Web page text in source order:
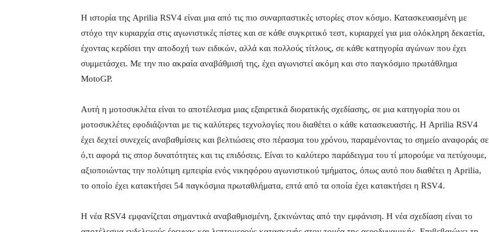
Η ιστορία της Aprilia RSV4 είναι μια από τις πιο συναρπαστικές ιστορίες στον κόσμο. Κατασκευασμένη με
στόχο την κυριαρχία στις αγωνιστικές πίστες και σε κάθε συγκριτικό τεστ, κυριαρχεί για μια ολόκληρη δεκαετία,
έχοντας κερδίσει την αποδοχή των ειδικών, αλλά και πολλούς τίτλους, σε κάθε κατηγορία αγώνων που έχει
συμμετάσχει. Με την πιο ακραία αναβάθμισή της, έχει αγωνιστεί ακόμη και στο παγκόσμιο πρωτάθλημα
MotoGP.
Αυτή η μοτοσυκλέτα είναι το αποτέλεσμα μιας εξαιρετικά διορατικής σχεδίασης, σε μια κατηγορία που οι
μοτοσυκλέτες εφοδιάζονται με τις καλύτερες τεχνολογίες που διαθέτει ο κάθε κατασκευαστής. Η Aprilia RSV4
έχει δεχτεί συνεχείς αναβαθμίσεις και βελτιώσεις στο πέρασμα του χρόνου, παραμένοντας το σημείο αναφοράς σε
ό,τι αφορά τις σπορ δυνατότητες και τις επιδόσεις. Είναι το καλύτερο παράδειγμα του τί μπορούμε να πετύχουμε,
αξιοποιώντας την πολύτιμη εμπειρία ενός νικηφόρου αγωνιστικού τμήματος, όπως αυτό που διαθέτει η Aprilia,
το οποίο έχει κατακτήσει 54 παγκόσμια πρωταθλήματα, επτά από τα οποία έχει κατακτήσει η RSV4.
Η νέα RSV4 εμφανίζεται σημαντικά αναβαθμισμένη, ξεκινώντας από την εμφάνιση. Η νέα σχεδίαση είναι το